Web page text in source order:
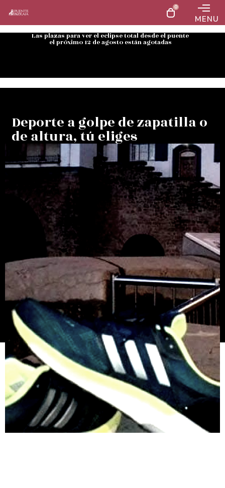
0
MENU
Las plazas para ver el eclipse total desde el puente
el próximo 12 de agosto están agotadas
Deporte a golpe de zapatilla o
de altura, tú eliges